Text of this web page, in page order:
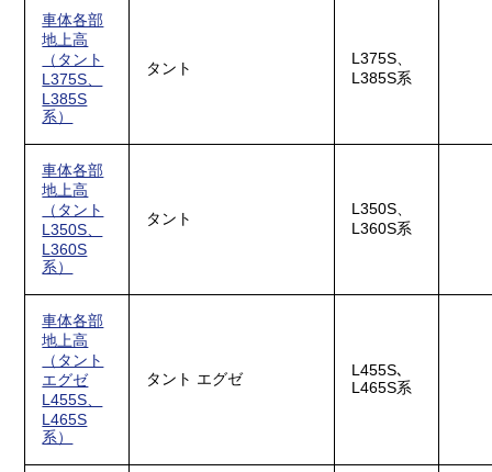
車体各部
地上高
（タント
L375S、
L385S
系）
タント
L375S、
L385S系
車体各部
地上高
（タント
L350S、
L360S
系）
タント
L350S、
L360S系
車体各部
地上高
（タント
エグゼ
L455S、
L465S
系）
タント エグゼ
L455S､
L465S系